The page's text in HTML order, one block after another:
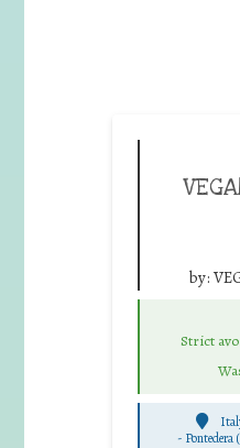
by:
Strict
- Pontedera